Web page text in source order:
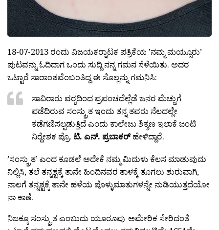
18-07-2013 ರಂದು ವಿಜಯಕರ‍್ನಾಟಕ ಪತ್ರಿಕೆಯ ’ನಮ್ಮ ಮಯ್ಸೂರು’
ಪುಟವನ್ನು ಓದಿದಾಗ ಒಂದು ಸುದ್ದಿ ನನ್ನ ಗಮನ ಸೆಳೆಯಿತು. ಅದರ
ಒಟ್ಟಾರೆ ಸಾರಾಂಶವೆಂಬಂತಿದ್ದ ಈ ಸೊಲ್ಲನ್ನು ಗಮನಿಸಿ:
ಸಾವಿರಾರು ವರ‍್ಶದಿಂದ ಪ್ರಪಂಚದೆಲ್ಲೆಡೆ ಜನರ ಮೆಚ್ಚುಗೆ
ಪಡೆದಿರುವ ಸಂಸ್ಕ್ರುತ ಇಂದು ತನ್ನ ತವರು ನೆಲದಲ್ಲೇ
ಕಡೆಗಣಿಸಲ್ಪಡುತ್ತಿದೆ ಎಂದು ಕಾಲೇಜು ಶಿಕ್ಶಣ ಇಲಾಕೆ ಜಂಟಿ
ನಿರ‍್ದೇಶಕ ಪ್ರೊ. ಟಿ. ಎನ್. ಪ್ರಬಾಕರ್ಹೇಳಿದ್ದಾರೆ.
’ಸಂಸ್ಕ್ರುತ’ ಎಂದ ಕೂಡಲೆ ಅದೇಕೆ ನಮ್ಮ ಮಿದುಳು ಕೆಲಸ ಮಾಡುವುದು
ನಿಲ್ಲಿಸಿ, ತಲೆ ತನ್ನಶ್ಟಕ್ಕೆ ತಾನೇ ಹಿಂದಿನವರ ತಾಳಕ್ಕೆ ತೂಗಲು ಶುರುವಾಗಿ,
ನಾಲಗೆ ತನ್ನಶ್ಟಕ್ಕೆ ತಾನೇ ಹಳೆಯ ಪೊಳ್ಳುಮಾತುಗಳನ್ನೇ ನುಡಿಯುತ್ತದೆಯೋ
ನಾ ಕಾಣೆ.
ನಿಜಕ್ಕೂ ಸಂಸ್ಕ್ರುತ ಎಂಬುದು ಯೂರೂಪು-ಅಮೇರಿಕ ಸೇರಿದಂತೆ